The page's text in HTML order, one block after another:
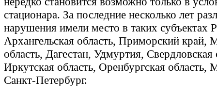
стационара. За последние несколько лет
нарушения имели место в таких субъектах
Архангельская область, Приморский край,
область, Дагестан, Удмуртия, Свердловская
Иркутская область, Оренбургская область,
Санкт-Петербург.